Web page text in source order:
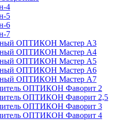
4
5
6
7
ОПТИКОН Мастер А3
ОПТИКОН Мастер А4
ОПТИКОН Мастер А5
ОПТИКОН Мастер А6
ОПТИКОН Мастер А7
ОПТИКОН Фаворит 2
ОПТИКОН Фаворит 2,5
ОПТИКОН Фаворит 3
ОПТИКОН Фаворит 4